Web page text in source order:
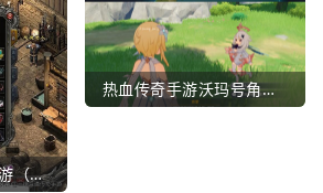
华为玩不了VIVO手游（华为玩不了VIVO手游怎么办）
热血传奇手游沃玛号角（热血传奇沃玛装备隐藏属性）